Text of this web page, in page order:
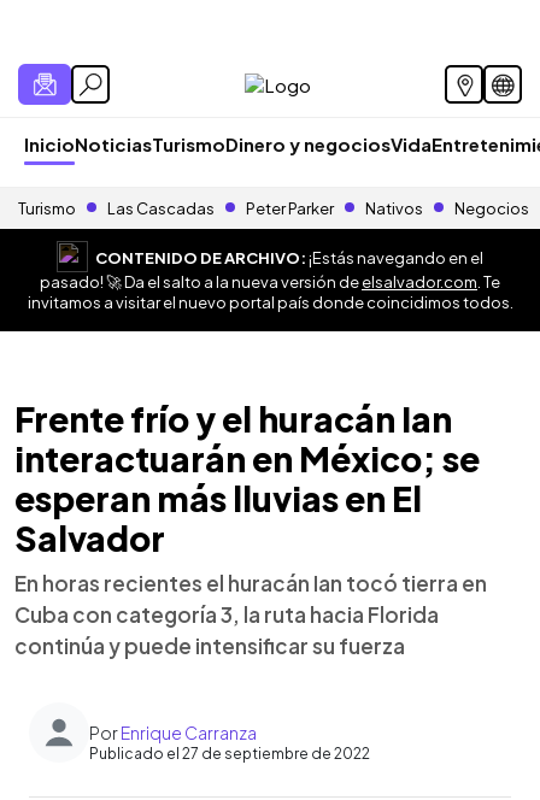
InicioNoticiasTurismoDinero y negociosVida
Turismo Las Cascadas Peter Parker Nativos Negocios
CONTENIDO DE ARCHIVO:¡Estás navegando en el
pasado! 🚀 Da el salto a la nueva versión deelsalvador.com . Te
invitamos a visitar el nuevo portal país donde coincidimos todos.
Frente frío y el huracán Ian
interactuarán en México; se
esperan más lluvias en El
Salvador
En horas recientes el huracán Ian tocó tierra en
Cuba con categoría 3, la ruta hacia Florida
continúa y puede intensificar su fuerza
PorEnrique Carranza
Publicado el 27 de septiembre de 2022